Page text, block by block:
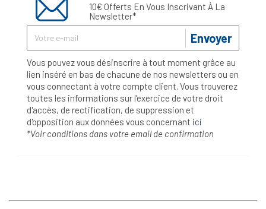
10€ Offerts En Vous Inscrivant À La
Newsletter*
Envoyer
Vous pouvez vous désinscrire à tout moment grâce au
lien inséré en bas de chacune de nos newsletters ou en
vous connectant à votre compte client. Vous trouverez
toutes les informations sur l’exercice de votre droit
d'accès, de rectification, de suppression et
d'opposition aux données vous concernant ici
*Voir conditions dans votre email de confirmation